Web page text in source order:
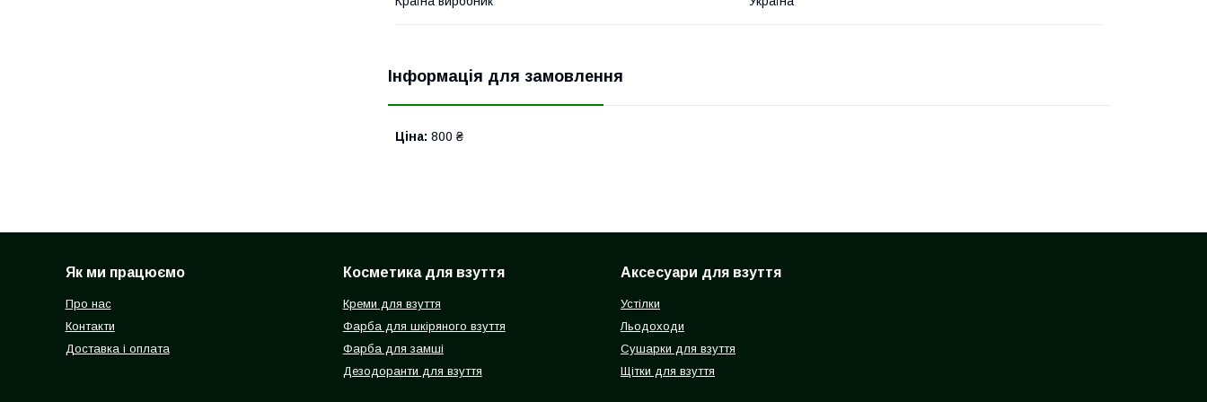
Інформація для замовлення
Ціна: 800 ₴
Як ми працюємо
Про нас
Контакти
Доставка і оплата
Косметика для взуття
Креми для взуття
Фарба для шкіряного взуття
Фарба для замші
Дезодоранти для взуття
Аксесуари для взуття
Устілки
Льодоходи
Сушарки для взуття
Щітки для взуття